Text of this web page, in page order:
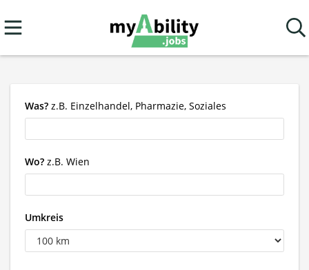
Was? z.B. Einzelhandel, Pharmazie, Soziales
Wo? z.B. Wien
Umkreis